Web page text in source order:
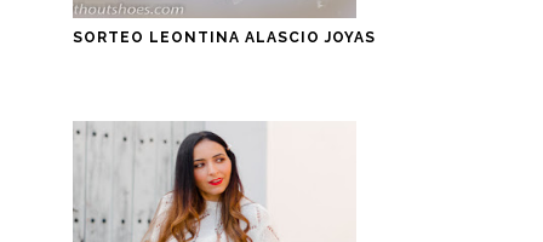
SORTEO LEONTINA ALASCIO JOYAS